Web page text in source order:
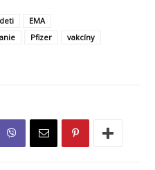
deti
EMA
Pfizer
vakcíny